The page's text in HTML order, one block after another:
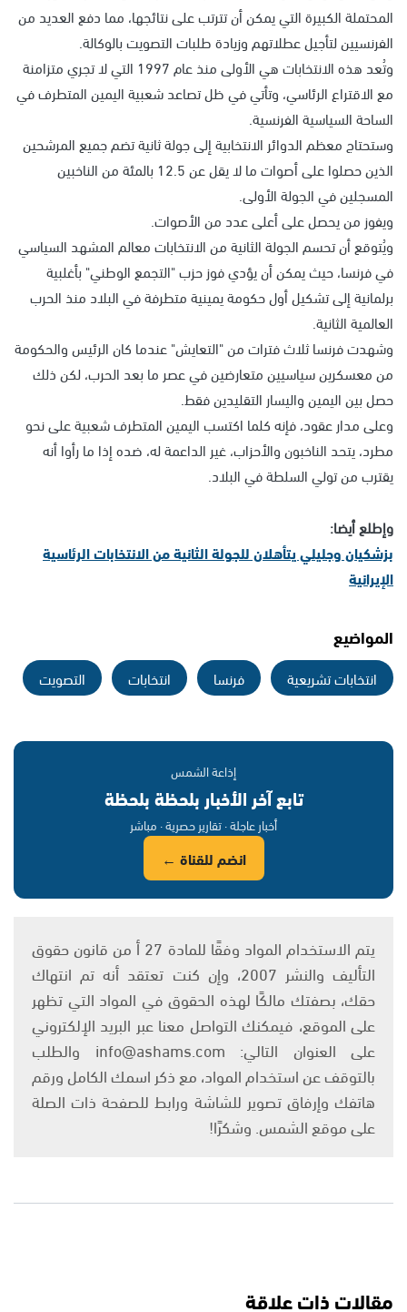
المحتملة الكبيرة التي يمكن أن تترتب على نتائجها، مما دفع العديد من
الفرنسيين لتأجيل عطلاتهم وزيادة طلبات التصويت بالوكالة.
وتُعد هذه الانتخابات هي الأولى منذ عام 1997 التي لا تجري متزامنة
مع الاقتراع الرئاسي، وتأتي في ظل تصاعد شعبية اليمين المتطرف في
الساحة السياسية الفرنسية.
وستحتاج معظم الدوائر الانتخابية إلى جولة ثانية تضم جميع المرشحين
الذين حصلوا على أصوات ما لا يقل عن 12.5 بالمئة ​​من الناخبين
المسجلين في الجولة الأولى.
ويفوز من يحصل على أعلى عدد من الأصوات.
ويُتوقع أن تحسم الجولة الثانية من الانتخابات معالم المشهد السياسي
في فرنسا، حيث يمكن أن يؤدي فوز حزب "التجمع الوطني" بأغلبية
برلمانية إلى تشكيل أول حكومة يمينية متطرفة في البلاد منذ الحرب
العالمية الثانية.
وشهدت فرنسا ثلاث فترات من "التعايش" عندما كان الرئيس والحكومة
من معسكرين سياسيين متعارضين في عصر ما بعد الحرب، لكن ذلك
حصل بين اليمين واليسار التقليدين فقط.
وعلى مدار عقود، فإنه كلما اكتسب اليمين المتطرف شعبية على نحو
مطرد، يتحد الناخبون والأحزاب، غير الداعمة له، ضده إذا ما رأوا أنه
يقترب من تولي السلطة في البلاد.
وإطلع أيضا:
بزشكيان وجليلي يتأهلان للجولة الثانية من الانتخابات الرئاسية
الإيرانية
المواضيع
انتخابات تشريعية فرنسا انتخابات التصويت
إذاعة الشمس
تابع آخر الأخبار بلحظة بلحظة
أخبار عاجلة · تقارير حصرية · مباشر
انضم للقناة ←
يتم الاستخدام المواد وفقًا للمادة 27 أ من قانون حقوق
التأليف والنشر 2007، وإن كنت تعتقد أنه تم انتهاك
حقك، بصفتك مالكًا لهذه الحقوق في المواد التي تظهر
على الموقع، فيمكنك التواصل معنا عبر البريد الإلكتروني
على العنوان التالي: info@ashams.com والطلب
بالتوقف عن استخدام المواد، مع ذكر اسمك الكامل ورقم
هاتفك وإرفاق تصوير للشاشة ورابط للصفحة ذات الصلة
على موقع الشمس. وشكرًا!
مقالات ذات علاقة